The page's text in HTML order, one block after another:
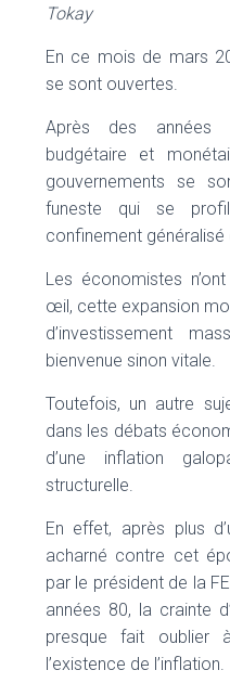
Tokay
En ce mois de mars
se sont ouvertes.
Après des années
budgétaire et
gouvernements se
funeste qui se
confinement généralisé
Les économistes
œil, cette expansion
d’investissement
bienvenue sinon vitale.
Toutefois, un autre
dans les débats
d’une inflation
structurelle.
En effet, après plus
acharné contre cet
par le président de la
années 80, la crainte
presque fait oublier
l’existence de l’inflation.